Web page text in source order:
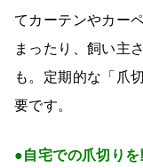
てカーテンやカー
まったり、飼い主
も。定期的な「爪
要です。
●自宅での爪切り